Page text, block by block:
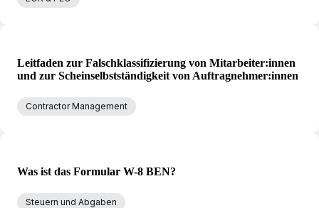
Leitfaden zur Falschklassifizierung von Mitarbeiter:innen
und zur Scheinselbstständigkeit von Auftragnehmer:innen
Contractor Management
Was ist das Formular W-8 BEN?
Steuern und Abgaben